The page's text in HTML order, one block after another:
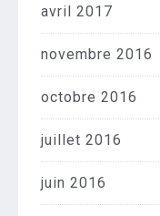
avril 2017
novembre 2016
octobre 2016
juillet 2016
juin 2016